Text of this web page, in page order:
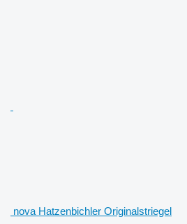
nova Hatzenbichler Originalstriegel